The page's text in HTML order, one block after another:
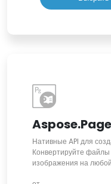
Aspose.Page
Нативные API для
Конвертируйте файлы
изображения на